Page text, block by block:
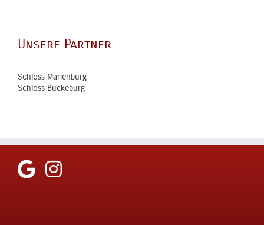
Unsere Partner
Schloss Marienburg
Schloss Bückeburg